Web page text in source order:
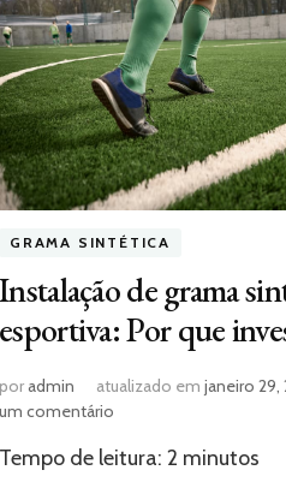
GRAMA SINTÉTICA
Instalação de grama
esportiva: Por que
poradmin atualizado em janeiro 29,
um comentário
de
Tempo de leitura: 2 minutos